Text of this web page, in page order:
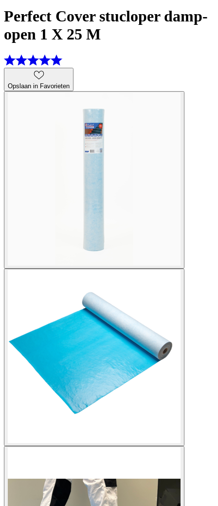
Perfect Cover stucloper damp-
open 1 X 25 M
Opslaan in Favorieten